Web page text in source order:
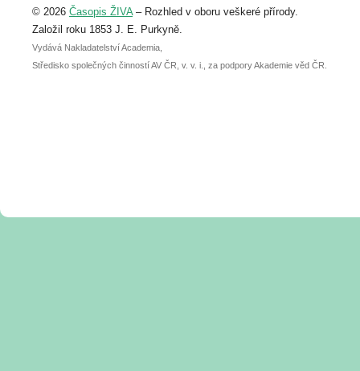
abstraktu přihlášené přednášky nebo
posteru je už 30. června.
© 2026 Časopis ŽIVA– Rozhled v oboru veškeré přírody.
Založil roku 1853 J. E. Purkyně.
Vydává Nakladatelství Academia,
Středisko společných činností AV ČR, v. v. i., za podpory Akademie věd ČR.